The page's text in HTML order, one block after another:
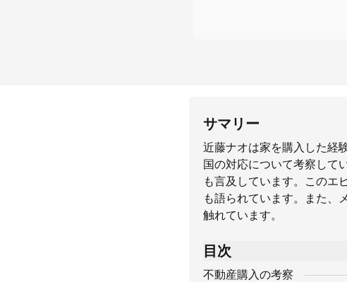
サマリー
近藤ナオは家を購入した経
国の対応について考察して
も言及しています。このエ
も語られています。また、
触れています。
目次
不動産購入の考察